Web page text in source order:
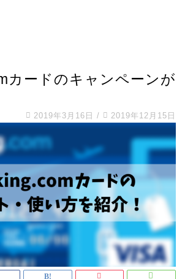
カードのキャンペーンが
2019年3月16日 / 2019年12月15日